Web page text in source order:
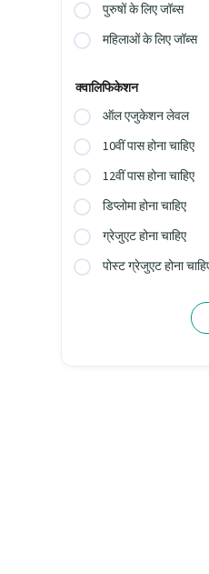
पुरुषों के लिए जॉब्स
महिलाओं के लिए जॉब्स
क्वालिफिकेशन
ऑल एजुकेशन लेवल
10वीं पास होना चाहिए
12वीं पास होना चाहिए
डिप्लोमा होना चाहिए
ग्रेजुएट होना चाहिए
पोस्ट ग्रेजुएट होना